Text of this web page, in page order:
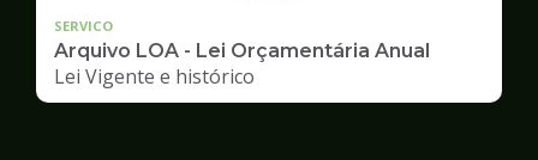
SERVICO
Arquivo LOA - Lei Orçamentária Anual
Lei Vigente e histórico